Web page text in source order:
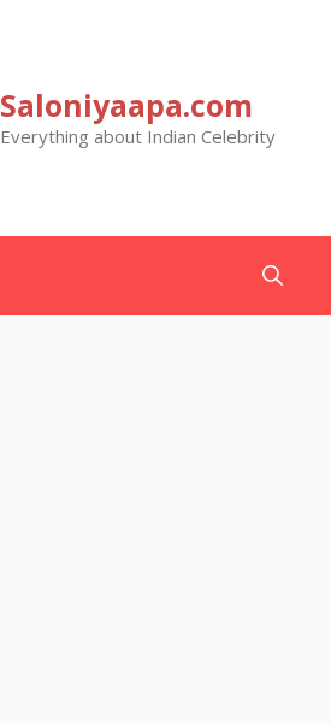
Saloniyaapa.com
Everything about Indian Celebrity